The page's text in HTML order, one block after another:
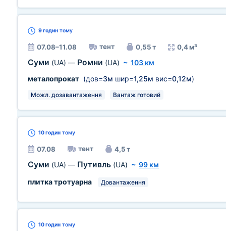
9 годин тому
07.08–11.08 тент 0,55 т 0,4 м³
Суми (UA) — Ромни (UA) ~ 103 км
металопрокат (дов=3м шир=1,25м вис=0,12м)
Можл. дозавантаження Вантаж готовий
10 годин тому
07.08 тент 4,5 т
Суми (UA) — Путивль (UA) ~ 99 км
плитка тротуарна
Довантаження
10 годин тому